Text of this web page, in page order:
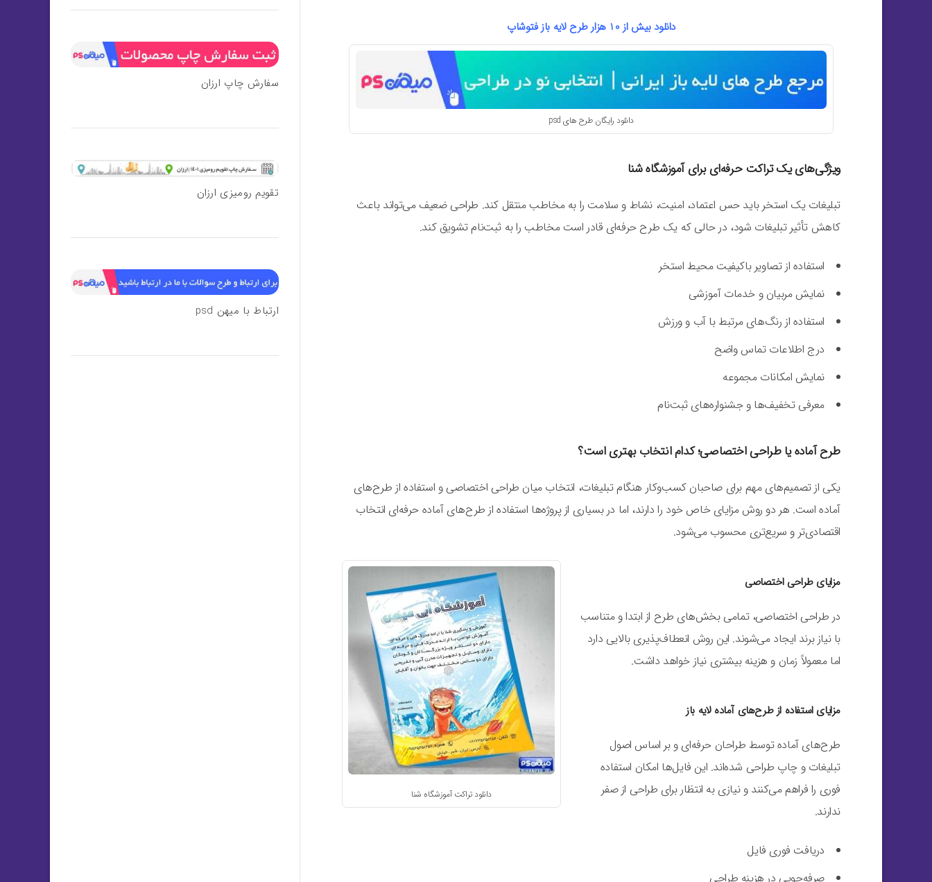
دانلود بیش از 10 هزار طرح لایه باز فتوشاپ
دانلود رایگان طرح های psd
ویژگی‌های یک تراکت حرفه‌ای برای آموزشگاه شنا
تبلیغات یک استخر باید حس اعتماد، امنیت، نشاط و سلامت را به مخاطب منتقل کند. طراحی ضعیف می‌تواند باعث
کاهش تأثیر تبلیغات شود، در حالی که یک طرح حرفه‌ای قادر است مخاطب را به ثبت‌نام تشویق کند.
استفاده از تصاویر باکیفیت محیط استخر
نمایش مربیان و خدمات آموزشی
استفاده از رنگ‌های مرتبط با آب و ورزش
درج اطلاعات تماس واضح
نمایش امکانات مجموعه
معرفی تخفیف‌ها و جشنواره‌های ثبت‌نام
طرح آماده یا طراحی اختصاصی؛ کدام انتخاب بهتری است؟
یکی از تصمیم‌های مهم برای صاحبان کسب‌وکار هنگام تبلیغات، انتخاب میان طراحی اختصاصی و استفاده از طرح‌های
آماده است. هر دو روش مزایای خاص خود را دارند، اما در بسیاری از پروژه‌ها استفاده از طرح‌های آماده حرفه‌ای انتخاب
اقتصادی‌تر و سریع‌تری محسوب می‌شود.
دانلود تراکت آموزشگاه شنا
مزایای طراحی اختصاصی
در طراحی اختصاصی، تمامی بخش‌های طرح از ابتدا و متناسب
با نیاز برند ایجاد می‌شوند. این روش انعطاف‌پذیری بالایی دارد
اما معمولاً زمان و هزینه بیشتری نیاز خواهد داشت.
مزایای استفاده از طرح‌های آماده لایه باز
طرح‌های آماده توسط طراحان حرفه‌ای و بر اساس اصول
تبلیغات و چاپ طراحی شده‌اند. این فایل‌ها امکان استفاده
فوری را فراهم می‌کنند و نیازی به انتظار برای طراحی از صفر
ندارند.
دریافت فوری فایل
صرفه‌جویی در هزینه طراحی
سفارش چاپ ارزان
تقویم رومیزی ارزان
ارتباط با میهن psd